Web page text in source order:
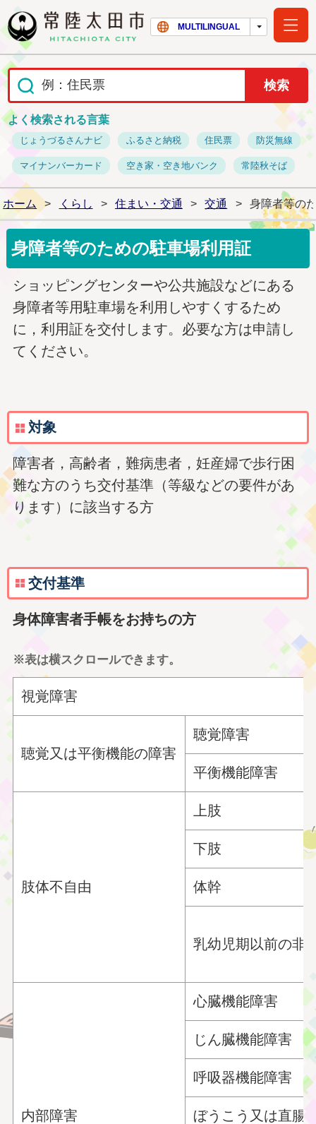
常陸太田市ホー
MULTILINGUAL
よく検索される言葉
じょうづるさんナビ ふるさと納税 住民票 防災無線
マイナンバーカード 空き家・空き地バンク 常陸秋そば
ホーム > くらし > 住まい・交通 > 交通 > 身障者等の
身障者等のための駐車場利用証
ショッピングセンターや公共施設などにある
身障者等用駐車場を利用しやすくするため
に，利用証を交付します。必要な方は申請し
てください。
対象
障害者，高齢者，難病患者，妊産婦で歩行困
難な方のうち交付基準（等級などの要件があ
ります）に該当する方
交付基準
身体障害者手帳をお持ちの方
※表は横スクロールできます。
視覚障害
聴覚又は平衡機能の障害
聴覚障害
平衡機能障害
肢体不自由
上肢
下肢
体幹
乳幼児期以前の非
内部障害
心臓機能障害
じん臓機能障害
呼吸器機能障害
ぼうこう又は直腸